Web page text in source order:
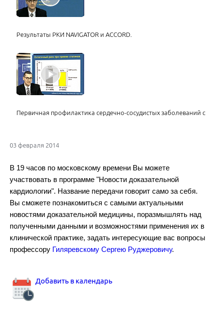
Результаты РКИ NAVIGATOR и ACCORD.
Первичная профилактика сердечно-сосудистых заболеваний с
Рекомендации по диагностике и лечению тромбоэмболии
03 февраля 2014
В 19 часов по московскому времени Вы можете
участвовать в программе "Новости доказательной
кардиологии". Название передачи говорит само за себя.
Вы сможете познакомиться с самыми актуальными
новостями доказательной медицины, поразмышлять над
полученными данными и возможностями применения их в
клинической практике, задать интересующие вас вопросы
профессору Гиляревскому Сергею Руджеровичу.
Добавить в календарь